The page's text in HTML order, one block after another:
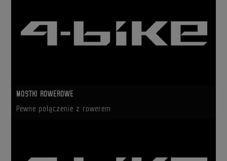
MOSTKI ROWEROWE
Pewne połączenie z rowerem